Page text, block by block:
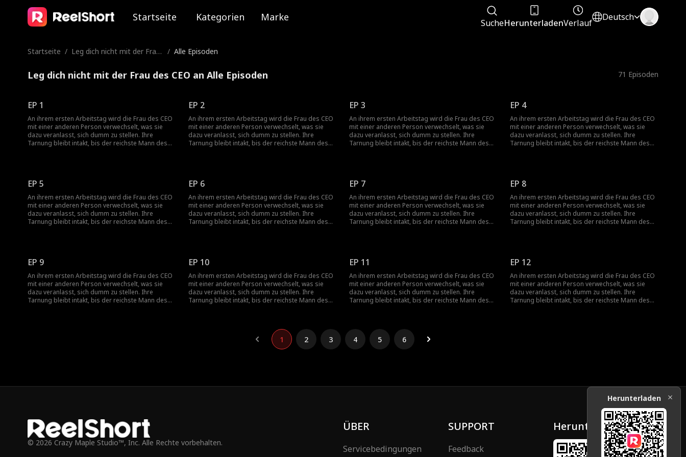
Startseite Kategorien Marke SucheHerunterladenVerlauf
Deutsch
Startseite / Leg dich nicht mit der Frau
/ Alle Episoden
Leg dich nicht mit der Frau des CEO an Alle Episoden 71 Episoden
EP 1
An ihrem ersten Arbeitstag wird die Frau des CEO
mit einer anderen Person verwechselt, was sie
dazu veranlasst, sich dumm zu stellen. Ihre
Tarnung bleibt intakt, bis der reichste Mann des
EP 2
An ihrem ersten Arbeitstag wird die Frau des CEO
mit einer anderen Person verwechselt, was sie
dazu veranlasst, sich dumm zu stellen. Ihre
Tarnung bleibt intakt, bis der reichste Mann des
EP 3
An ihrem ersten Arbeitstag wird die Frau des CEO
mit einer anderen Person verwechselt, was sie
dazu veranlasst, sich dumm zu stellen. Ihre
Tarnung bleibt intakt, bis der reichste Mann des
EP 4
An ihrem ersten Arbeitstag wird die Frau des CEO
mit einer anderen Person verwechselt, was sie
dazu veranlasst, sich dumm zu stellen. Ihre
Tarnung bleibt intakt, bis der reichste Mann des
EP 5
An ihrem ersten Arbeitstag wird die Frau des CEO
mit einer anderen Person verwechselt, was sie
dazu veranlasst, sich dumm zu stellen. Ihre
Tarnung bleibt intakt, bis der reichste Mann des
EP 6
An ihrem ersten Arbeitstag wird die Frau des CEO
mit einer anderen Person verwechselt, was sie
dazu veranlasst, sich dumm zu stellen. Ihre
Tarnung bleibt intakt, bis der reichste Mann des
EP 7
An ihrem ersten Arbeitstag wird die Frau des CEO
mit einer anderen Person verwechselt, was sie
dazu veranlasst, sich dumm zu stellen. Ihre
Tarnung bleibt intakt, bis der reichste Mann des
EP 8
An ihrem ersten Arbeitstag wird die Frau des CEO
mit einer anderen Person verwechselt, was sie
dazu veranlasst, sich dumm zu stellen. Ihre
Tarnung bleibt intakt, bis der reichste Mann des
EP 9
An ihrem ersten Arbeitstag wird die Frau des CEO
mit einer anderen Person verwechselt, was sie
dazu veranlasst, sich dumm zu stellen. Ihre
Tarnung bleibt intakt, bis der reichste Mann des
EP 10
An ihrem ersten Arbeitstag wird die Frau des CEO
mit einer anderen Person verwechselt, was sie
dazu veranlasst, sich dumm zu stellen. Ihre
Tarnung bleibt intakt, bis der reichste Mann des
EP 11
An ihrem ersten Arbeitstag wird die Frau des CEO
mit einer anderen Person verwechselt, was sie
dazu veranlasst, sich dumm zu stellen. Ihre
Tarnung bleibt intakt, bis der reichste Mann des
EP 12
An ihrem ersten Arbeitstag wird die Frau des CEO
mit einer anderen Person verwechselt, was sie
dazu veranlasst, sich dumm zu stellen. Ihre
Tarnung bleibt intakt, bis der reichste Mann des
1 2 3 4 5 6
© 2026 Crazy Maple Studio™, Inc. Alle Rechte vorbehalten.
ÜBER
Servicebedingungen
SUPPORT
Feedback
Herunterladen
Herunterladen